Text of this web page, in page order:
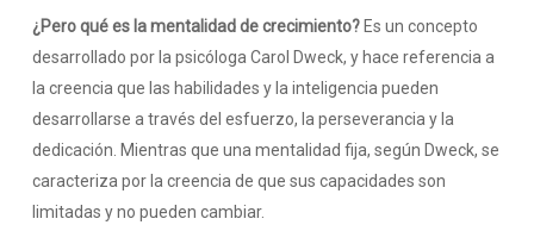
¿Pero qué es la mentalidad de crecimiento?Es un concepto
desarrollado por la psicóloga Carol Dweck, y hace referencia a
la creencia que las habilidades y la inteligencia pueden
desarrollarse a través del esfuerzo, la perseverancia y la
dedicación. Mientras que una mentalidad fija, según Dweck, se
caracteriza por la creencia de que sus capacidades son
limitadas y no pueden cambiar.